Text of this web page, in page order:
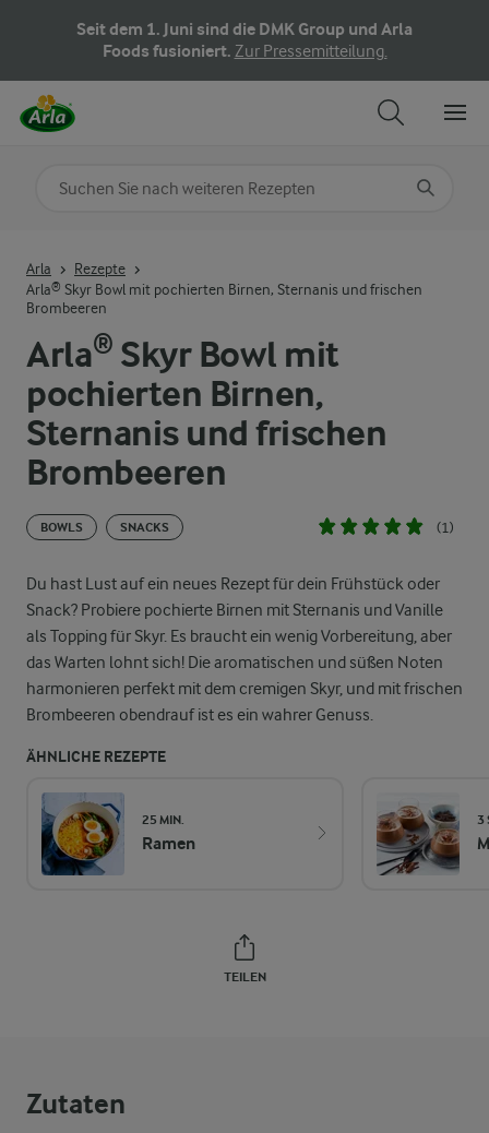
Seit dem 1. Juni sind die DMK Group und Arla
Foods fusioniert. Zur Pressemitteilung.
Arla® Skyr Bowl mit
pochierten Birnen,
Sternanis und frischen
Brombeeren
BOWLS SNACKS (1)
Du hast Lust auf ein neues Rezept für dein Frühstück oder
Snack? Probiere pochierte Birnen mit Sternanis und Vanille
als Topping für Skyr. Es braucht ein wenig Vorbereitung, aber
das Warten lohnt sich! Die aromatischen und süßen Noten
harmonieren perfekt mit dem cremigen Skyr, und mit frischen
Brombeeren obendrauf ist es ein wahrer Genuss.
ÄHNLICHE REZEPTE
25 MIN.
Ramen
3
TEILEN
Arla
Rezepte
Arla® Skyr Bowl mit pochierten Birnen, Sternanis und frischen
Brombeeren
Zutaten
Nach Kategorie suchen